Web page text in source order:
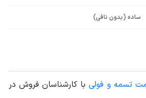
ساده (بدون نافی)
تسمه و فولیبا کارشناسان فروش در